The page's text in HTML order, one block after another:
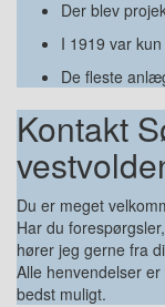
Der blev
I 1919 var
De fleste
Kontakt
Du er meget
Har du
hører jeg gerne fra
Alle henvendelser
bedst muligt.